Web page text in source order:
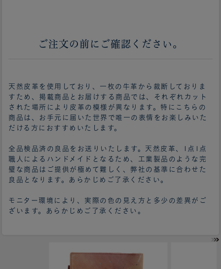
ご注文の前にご確認ください。
天然皮革を使用しており、一枚の牛革から裁断しておりま
すため、掲載商品とお届けする商品では、それぞれカット
された場所により皮革の模様が異なります。特にこちらの
商品は、お手元に届いた世界で唯一の表情をお楽しみいた
だける方におすすめいたします。
全品検品済の良品をお送りいたします。天然皮革、1点1点
職人によるハンドメイドとなるため、工業製品のような完
璧な商品はご提供が極めて難しく、弊社の基準に合わせた
良品となります。あらかじめご了承ください。
モニター環境により、実際の色の見え方と多少の差異がご
ざいます。あらかじめご了承ください。